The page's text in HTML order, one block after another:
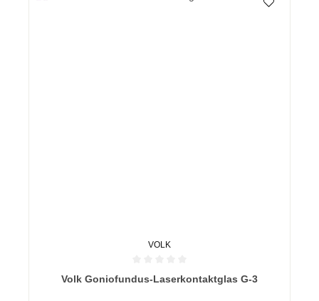
VOLK
Durchschnittliche Bewertung von 0 von 5 Sternen
Volk Goniofundus-Laserkontaktglas G-3